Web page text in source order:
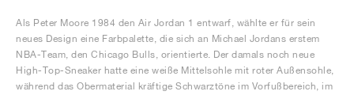
Als Peter Moore 1984 den Air Jordan 1 entwarf, wählte er für sein
neues Design eine Farbpalette, die sich an Michael Jordans erstem
NBA-Team, den Chicago Bulls, orientierte. Der damals noch neue
High-Top-Sneaker hatte eine weiße Mittelsohle mit roter Außensohle,
während das Obermaterial kräftige Schwarztöne im Vorfußbereich, im